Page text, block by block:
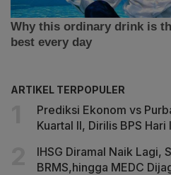
ARTIKEL TERPOPULER
Prediksi Ekonom vs
Kuartal II, Dirilis BPS Hari
IHSG Diramal Naik Lagi,
BRMS,hingga MEDC